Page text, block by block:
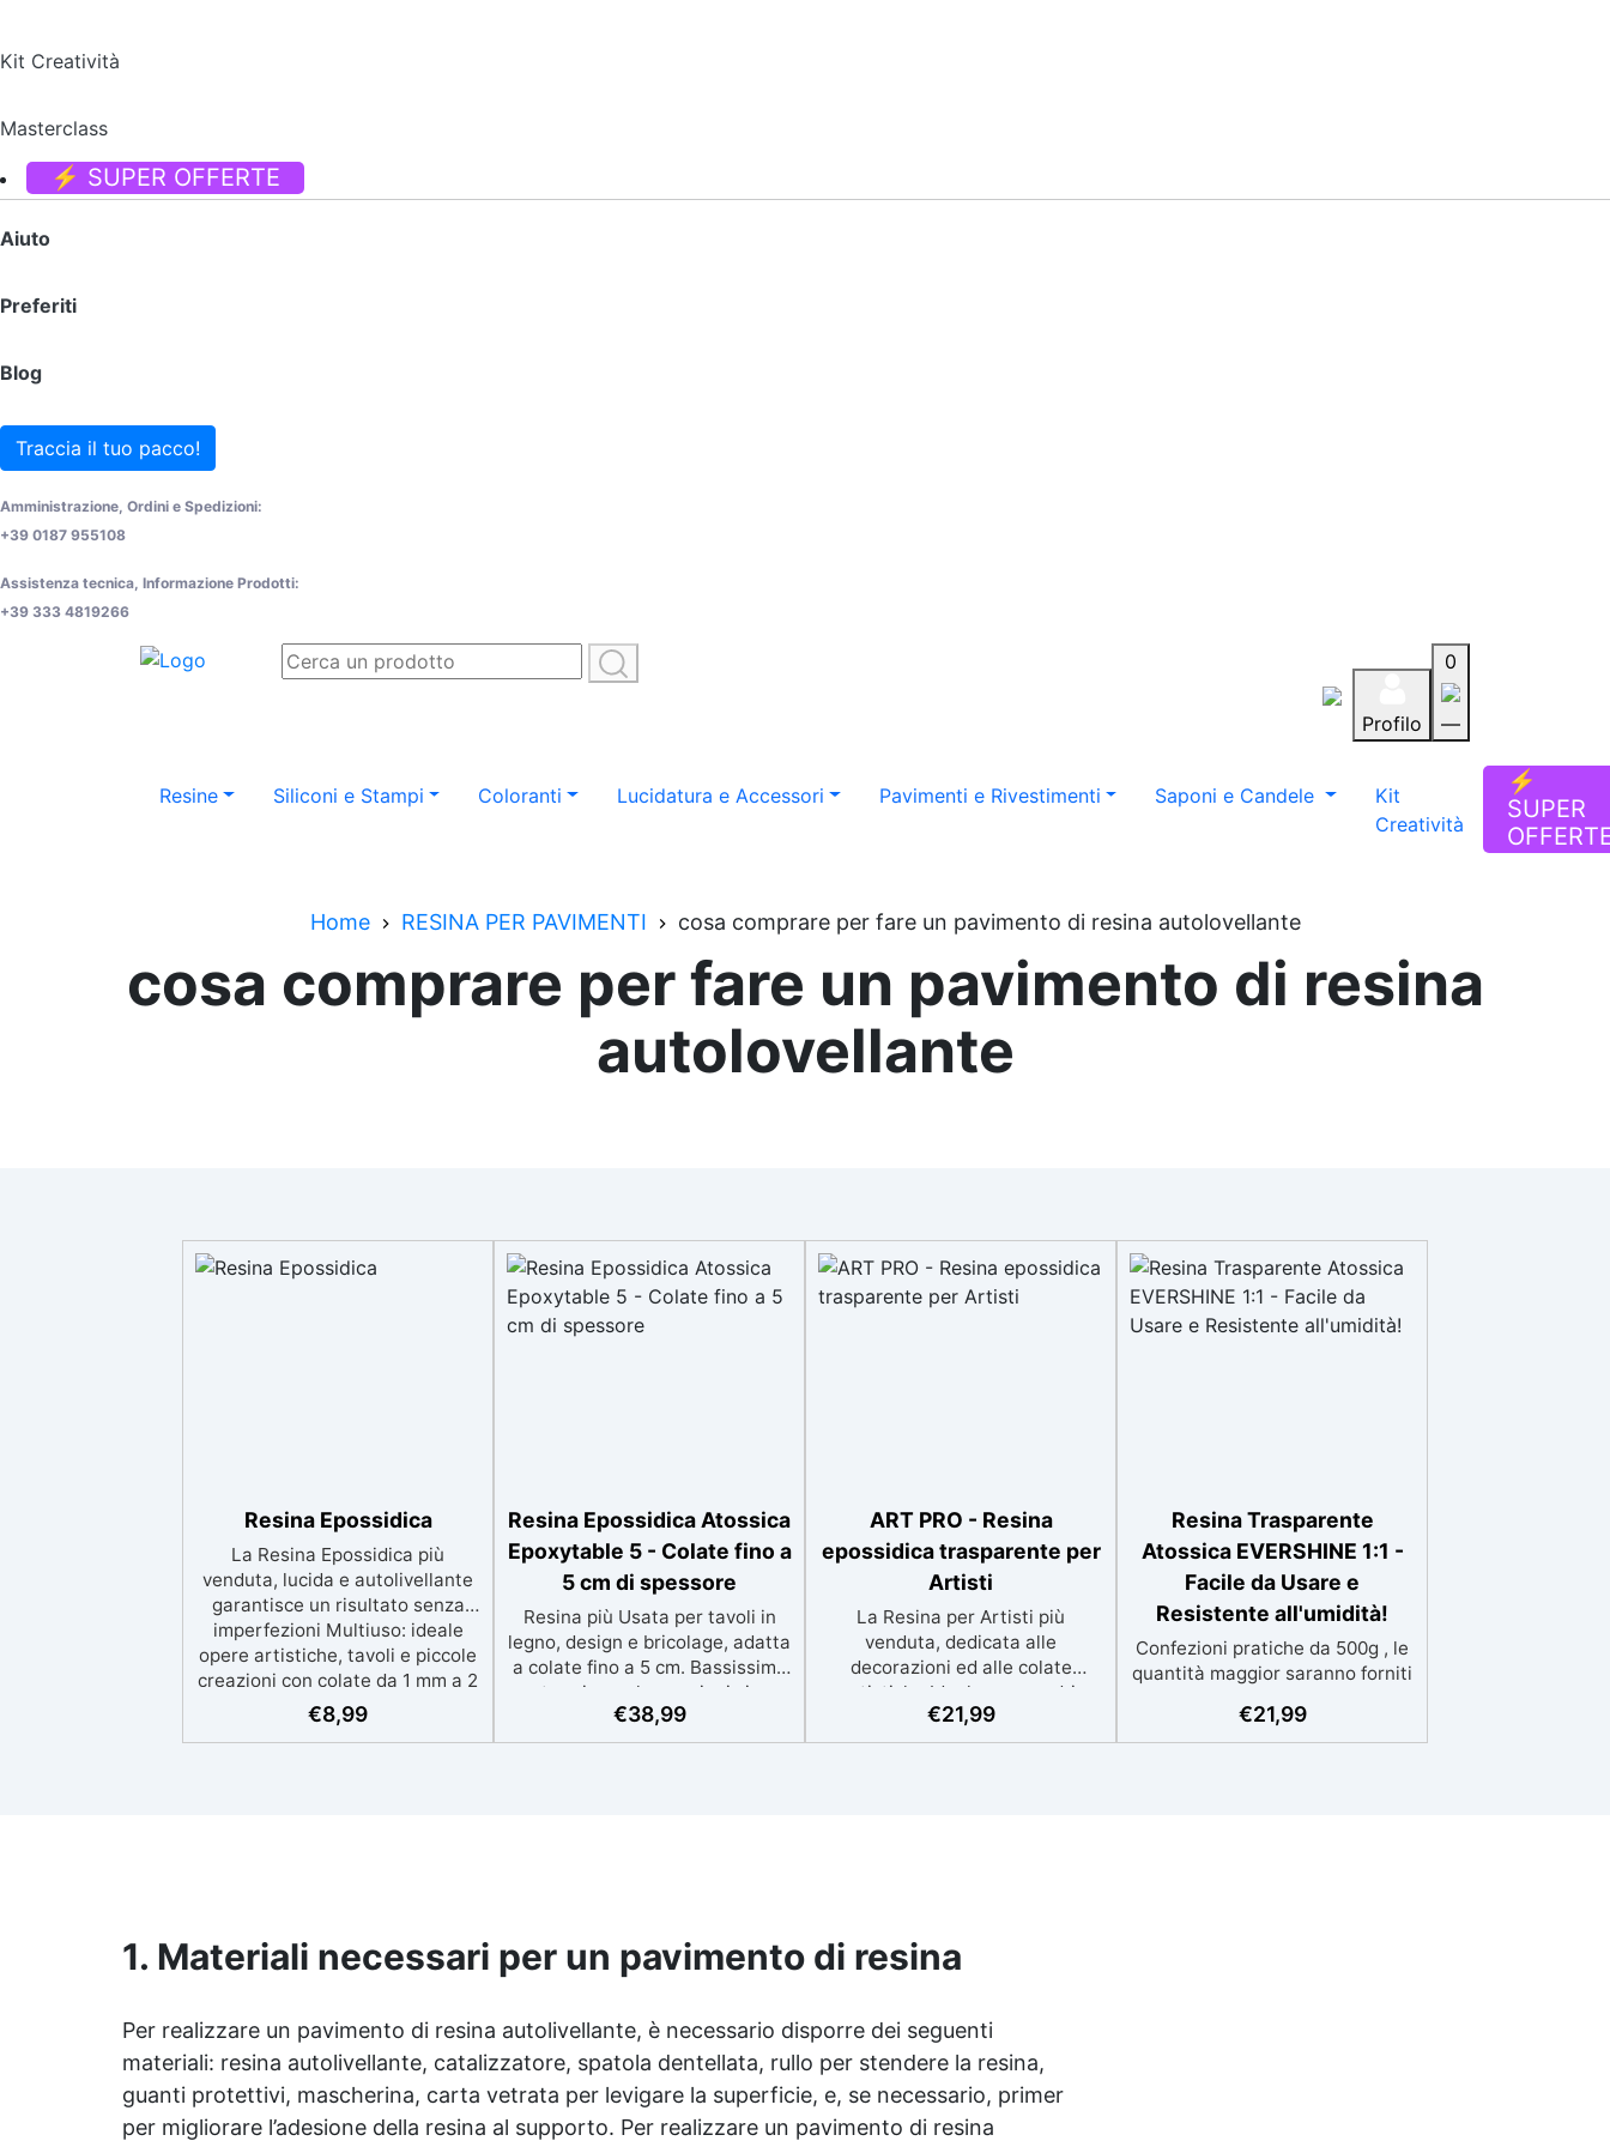
Kit Creatività
Masterclass
⚡ SUPER OFFERTE
Aiuto
Preferiti
Blog
Traccia il tuo pacco!
Amministrazione, Ordini e Spedizioni:
+39 0187 955108
Assistenza tecnica, Informazione Prodotti:
+39 333 4819266
Profilo
0
—
Resine Siliconi e Stampi Coloranti Lucidatura e Accessori Pavimenti e Rivestimenti Saponi e Candele
Kit
Creatività
⚡
SUPER
Home RESINA PER PAVIMENTI cosa comprare per fare un pavimento di resina autolovellante
cosa comprare per fare un pavimento di resina
autolovellante
Resina Epossidica
La Resina Epossidica più
venduta, lucida e autolivellante
garantisce un risultato senza
imperfezioni Multiuso: ideale
opere artistiche, tavoli e piccole
creazioni con colate da 1 mm a 2
cm Resistente ai graffi e ai raggi
UV, garantendo opere durature,
€8,99
Resina Epossidica Atossica
Epoxytable 5 - Colate fino a
5 cm di spessore
Resina più Usata per tavoli in
legno, design e bricolage, adatta
a colate fino a 5 cm. Bassissima
esotermia per lavorazioni sicure
e senza surriscaldamenti.
Resistente a graffi e
€38,99
ART PRO - Resina
epossidica trasparente per
Artisti
La Resina per Artisti più
venduta, dedicata alle
decorazioni ed alle colate
artistiche Ideale per quadri,
rivestimenti, vassoi e anche
piccole creazioni artistiche.
e brillante
€21,99
Resina Trasparente
Atossica EVERSHINE 1:1 -
Facile da Usare e
Resistente all'umidità!
Confezioni pratiche da 500g , le
quantità maggior saranno forniti
= 4 kit da 500g) Ideale per
principianti: a prova di errore,
€21,99
1. Materiali necessari per un pavimento di resina
Per realizzare un pavimento di resina autolivellante, è necessario disporre dei seguenti
materiali: resina autolivellante, catalizzatore, spatola dentellata, rullo per stendere la resina,
guanti protettivi, mascherina, carta vetrata per levigare la superficie, e, se necessario, primer
per migliorare l’adesione della resina al supporto. Per realizzare un pavimento di resina